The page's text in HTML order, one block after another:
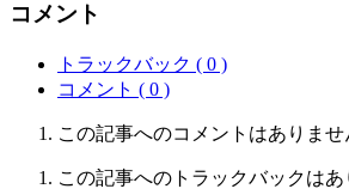
コメント
トラックバック ( 0 )
コメント ( 0 )
この記事へのコメントはありませ
この記事へのトラックバックはあ